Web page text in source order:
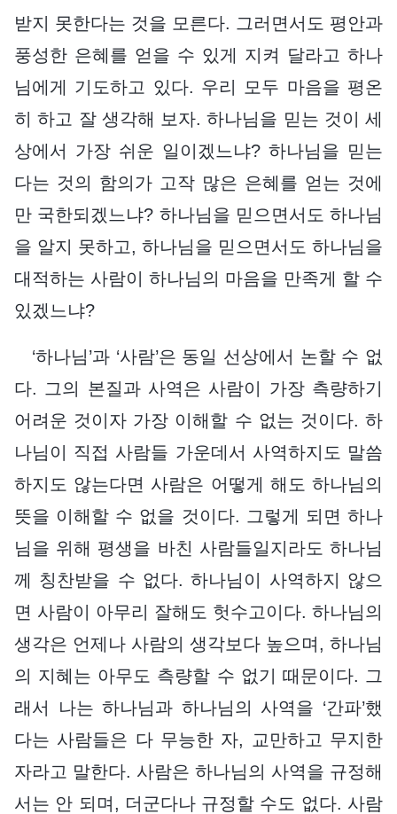
받지 못한다는 것을 모른다. 그러면서도 평안과
풍성한 은혜를 얻을 수 있게 지켜 달라고 하나
님에게 기도하고 있다. 우리 모두 마음을 평온
히 하고 잘 생각해 보자. 하나님을 믿는 것이 세
상에서 가장 쉬운 일이겠느냐? 하나님을 믿는
다는 것의 함의가 고작 많은 은혜를 얻는 것에
만 국한되겠느냐? 하나님을 믿으면서도 하나님
을 알지 못하고, 하나님을 믿으면서도 하나님을
대적하는 사람이 하나님의 마음을 만족게 할 수
있겠느냐?
‘하나님’과 ‘사람’은 동일 선상에서 논할 수 없
다. 그의 본질과 사역은 사람이 가장 측량하기
어려운 것이자 가장 이해할 수 없는 것이다. 하
나님이 직접 사람들 가운데서 사역하지도 말씀
하지도 않는다면 사람은 어떻게 해도 하나님의
뜻을 이해할 수 없을 것이다. 그렇게 되면 하나
님을 위해 평생을 바친 사람들일지라도 하나님
께 칭찬받을 수 없다. 하나님이 사역하지 않으
면 사람이 아무리 잘해도 헛수고이다. 하나님의
생각은 언제나 사람의 생각보다 높으며, 하나님
의 지혜는 아무도 측량할 수 없기 때문이다. 그
래서 나는 하나님과 하나님의 사역을 ‘간파’했
다는 사람들은 다 무능한 자, 교만하고 무지한
자라고 말한다. 사람은 하나님의 사역을 규정해
서는 안 되며, 더군다나 규정할 수도 없다. 사람